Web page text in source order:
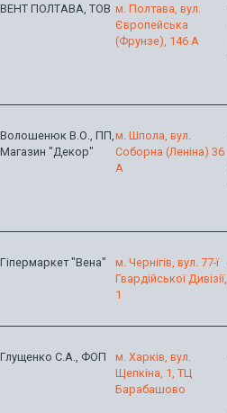
ВЕНТ ПОЛТАВА, ТОВ м. Полтава, вул.
Європейська
(Фрунзе), 146 А
Волошенюк В.О., ПП,
Магазин "Декор"
м. Шпола, вул.
Соборна (Леніна) 36
А
Гіпермаркет "Вена"
м. Чернігів, вул. 77-ї
Гвардійської Дивізії,
1
Глущенко С.А., ФОП
м. Харків, вул.
Щепкіна, 1, ТЦ
Барабашово